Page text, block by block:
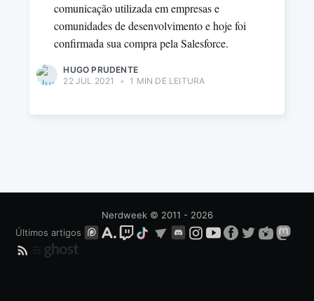
comunicação utilizada em empresas e
comunidades de desenvolvimento e hoje foi
confirmada sua compra pela Salesforce.
HUGO PRUDENTE
22 JUL 2021
• 1 MIN DE LEITURA
Nerdweek© 2011 - 2026
Últimos artigos